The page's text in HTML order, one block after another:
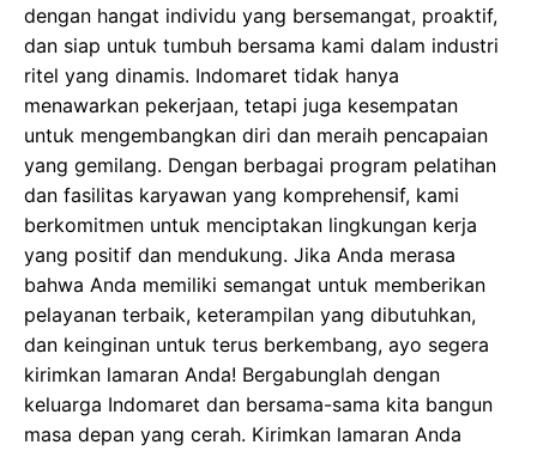
dengan hangat individu yang bersemangat, proaktif,
dan siap untuk tumbuh bersama kami dalam industri
ritel yang dinamis. Indomaret tidak hanya
menawarkan pekerjaan, tetapi juga kesempatan
untuk mengembangkan diri dan meraih pencapaian
yang gemilang. Dengan berbagai program pelatihan
dan fasilitas karyawan yang komprehensif, kami
berkomitmen untuk menciptakan lingkungan kerja
yang positif dan mendukung. Jika Anda merasa
bahwa Anda memiliki semangat untuk memberikan
pelayanan terbaik, keterampilan yang dibutuhkan,
dan keinginan untuk terus berkembang, ayo segera
kirimkan lamaran Anda! Bergabunglah dengan
keluarga Indomaret dan bersama-sama kita bangun
masa depan yang cerah. Kirimkan lamaran Anda